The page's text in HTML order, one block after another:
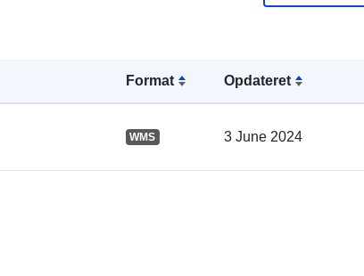
Format Opdateret
WMS 3 June 2024
Fysiske: